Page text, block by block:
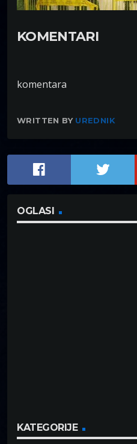
KOMENTARI
komentara
WRITTEN BY UREDNIK
OGLASI
KATEGORIJE